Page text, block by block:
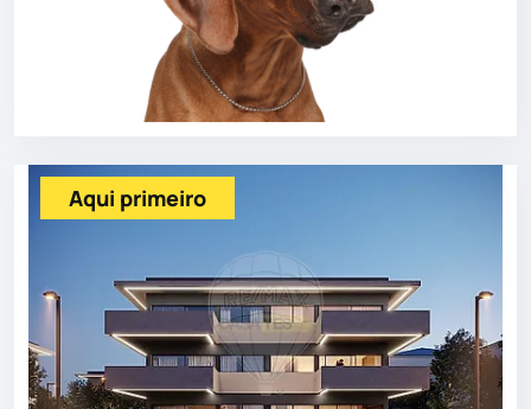
Aqui primeiro